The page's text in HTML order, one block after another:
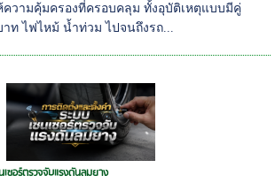
ความคุ้มครองที่ครอบคลุม ทั้งอุบัติเหตุแบบมีคู่
ไฟไหม้ น้ำท่วม ไปจนถึงรถ...
ซอร์ตรวจจับแรงดันลมยาง